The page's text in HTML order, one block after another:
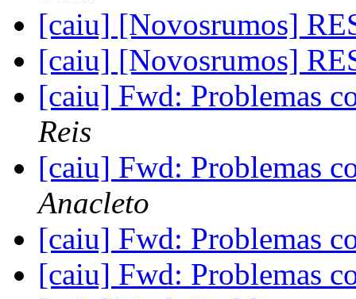
[caiu] [Novosrumos]
[caiu] [Novosrumos]
[caiu] Fwd: Problemas
Reis
[caiu] Fwd: Problemas
Anacleto
[caiu] Fwd: Problemas
[caiu] Fwd: Problemas